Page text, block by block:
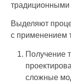
традиционными
Выделяют
с применением
Получение
сложные